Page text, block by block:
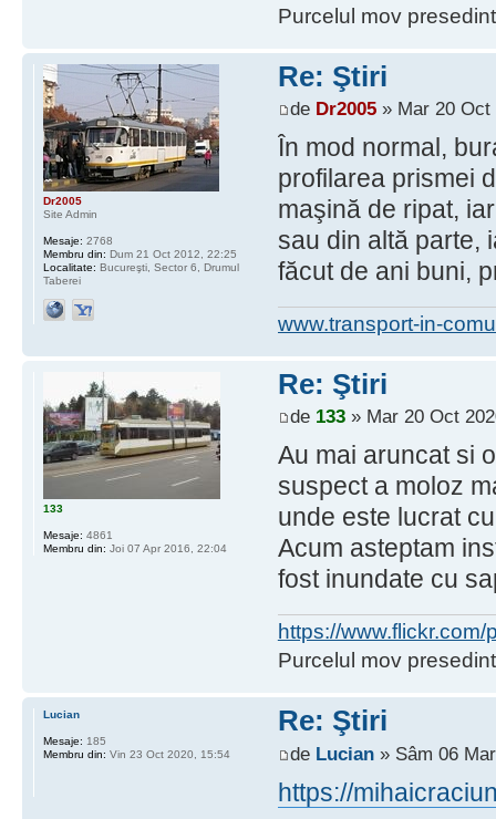
Purcelul mov
Re: Ştiri
de Dr2005» Mar 20 Oct
În mod normal,
profilarea prismei
maşină de ripat,
sau din altă parte,
făcut de ani buni,
www.transport-in-
Dr2005
Site Admin
Mesaje: 2768
Membru din: Dum 21 Oct 2012, 22:25
Localitate: Bucureşti, Sector 6, Drumul
Taberei
Re: Ştiri
de 133» Mar 20 Oct
Au mai aruncat si
suspect a moloz
unde este lucrat
Acum asteptam
fost inundate cu
https://
Purcelul mov
133
Mesaje: 4861
Membru din: Joi 07 Apr 2016, 22:04
Re: Ştiri
de Lucian» Sâm 06
https://
Lucian
Mesaje: 185
Membru din: Vin 23 Oct 2020, 15:54